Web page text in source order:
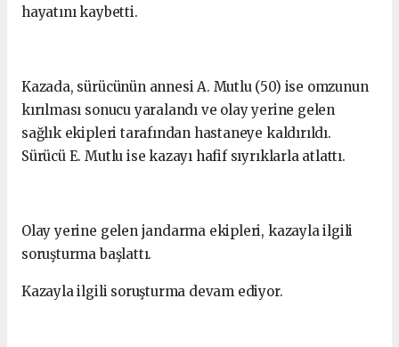
hayatını kaybetti.
Kazada, sürücünün annesi A. Mutlu (50) ise omzunun
kırılması sonucu yaralandı ve olay yerine gelen
sağlık ekipleri tarafından hastaneye kaldırıldı.
Sürücü E. Mutlu ise kazayı hafif sıyrıklarla atlattı.
Olay yerine gelen jandarma ekipleri, kazayla ilgili
soruşturma başlattı.
Kazayla ilgili soruşturma devam ediyor.